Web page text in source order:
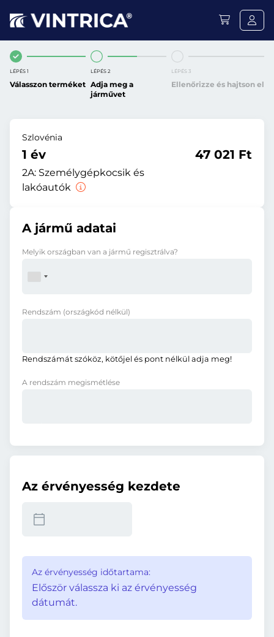
LÉPÉS 1
Válasszon terméket
LÉPÉS 2
Adja meg a
járművet
LÉPÉS 3
Ellenőrizze és hajtson el
Szlovénia
1 év
2A: Személygépkocsik és
lakóautók
47 021 Ft
A jármű adatai
Melyik országban van a jármű regisztrálva?
Rendszám (országkód nélkül)
Rendszámát szóköz, kötőjel és pont nélkül adja meg!
A rendszám megismétlése
Az érvényesség kezdete
Az érvényesség időtartama:
Először válassza ki az érvényesség
dátumát.